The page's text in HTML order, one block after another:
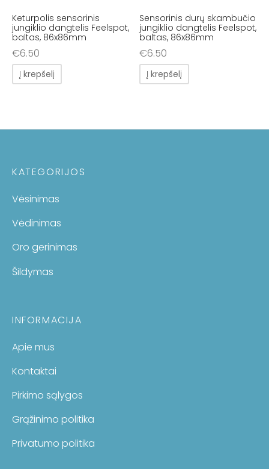
Keturpolis sensorinis
jungiklio dangtelis Feelspot,
baltas, 86x86mm
€6.50
Į krepšelį
Sensorinis durų skambučio
jungiklio dangtelis Feelspot,
baltas, 86x86mm
€6.50
Į krepšelį
KATEGORIJOS
Vėsinimas
Vėdinimas
Oro gerinimas
Šildymas
INFORMACIJA
Apie mus
Kontaktai
Pirkimo sąlygos
Grąžinimo politika
Privatumo politika